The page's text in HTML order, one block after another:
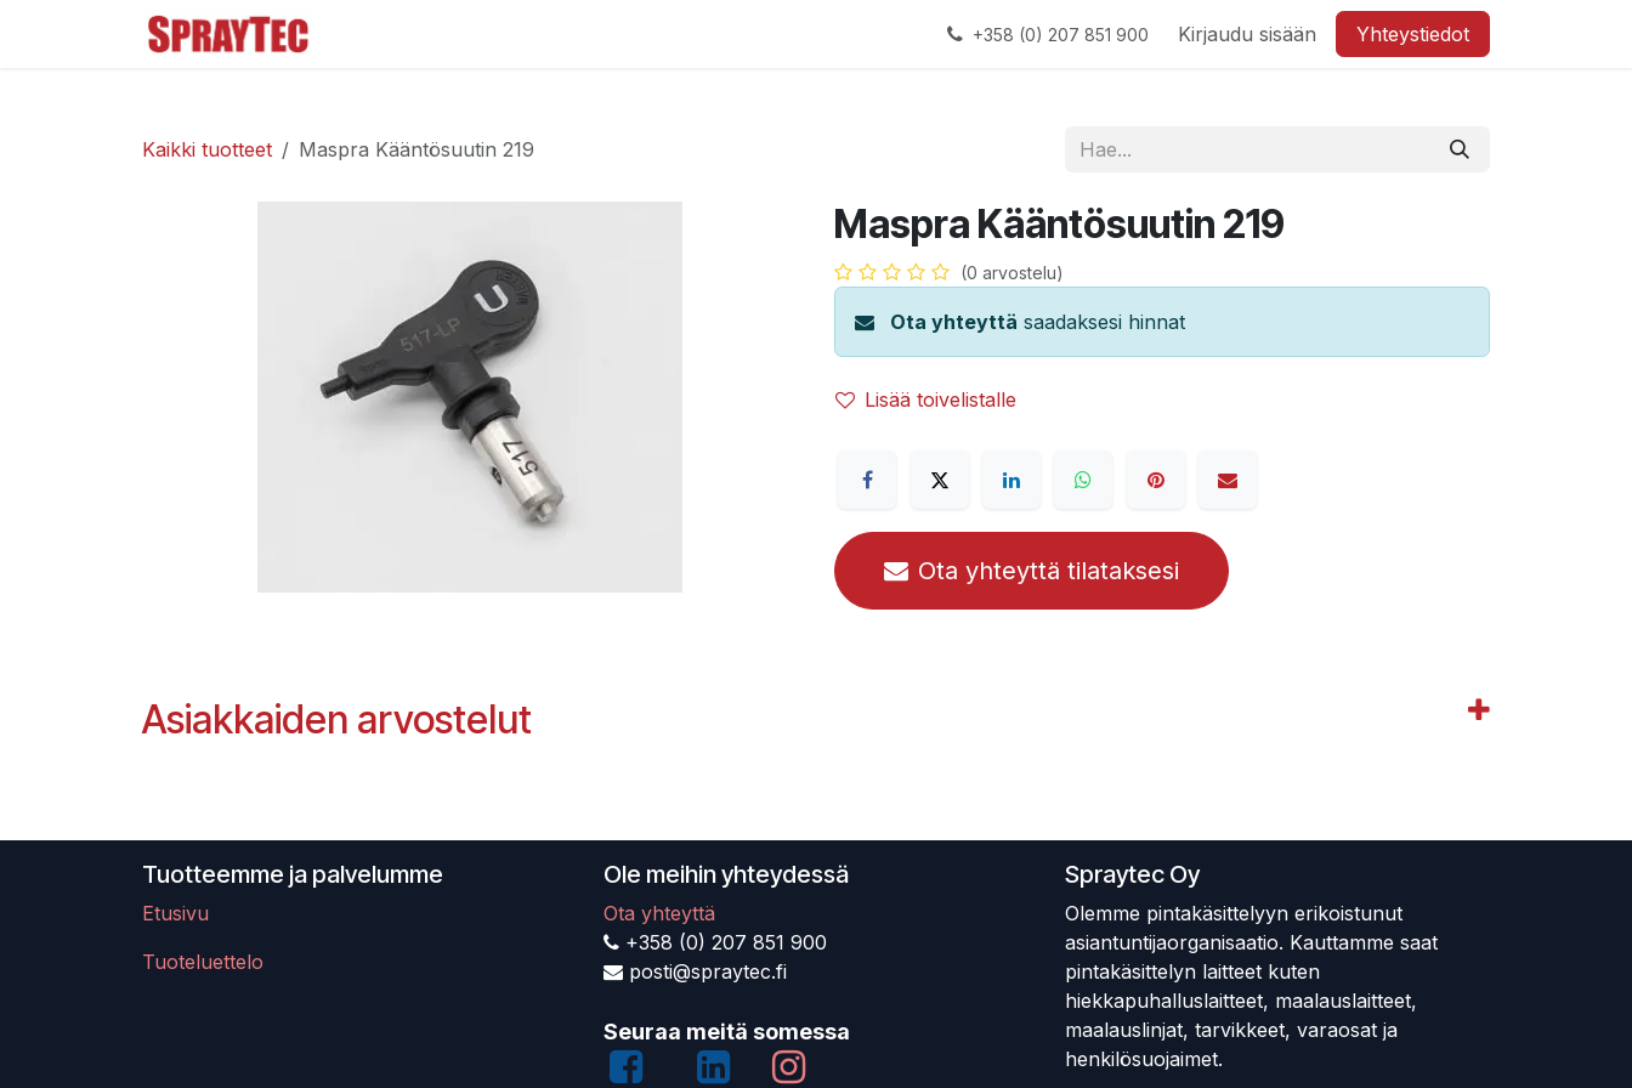
+358 (0) 207 851 900 Kirjaudu sisään Yhteystiedot
Kaikki tuotteet Maspra Kääntösuutin 219
Maspra Kääntösuutin 219
(0 arvostelu)
Ota yhteyttä saadaksesi hinnat
Lisää toivelistalle
Ota yhteyttä tilataksesi
Asiakkaiden arvostelut
Tuotteemme ja palvelumme
Etusivu
Tuoteluettelo
Ole meihin yhteydessä
Ota yhteyttä
+358 (0) 207 851 900
posti@spraytec.fi
Seuraa meitä somessa
Spraytec Oy
Olemme pintakäsittelyyn erikoistunut
asiantuntijaorganisaatio. Kauttamme saat
pintakäsittelyn laitteet kuten
hiekkapuhalluslaitteet, maalauslaitteet,
maalauslinjat, tarvikkeet, varaosat ja
henkilösuojaimet.